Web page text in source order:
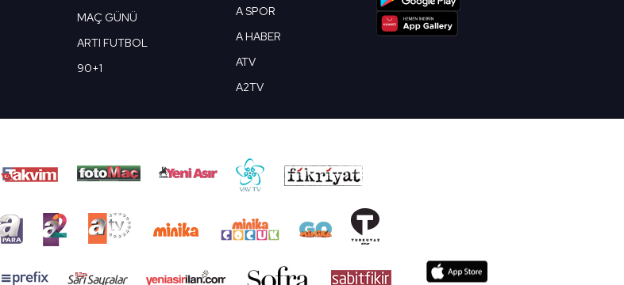
MAÇ GÜNÜ
ARTI FUTBOL
90+1
A SPOR
A HABER
ATV
A2TV